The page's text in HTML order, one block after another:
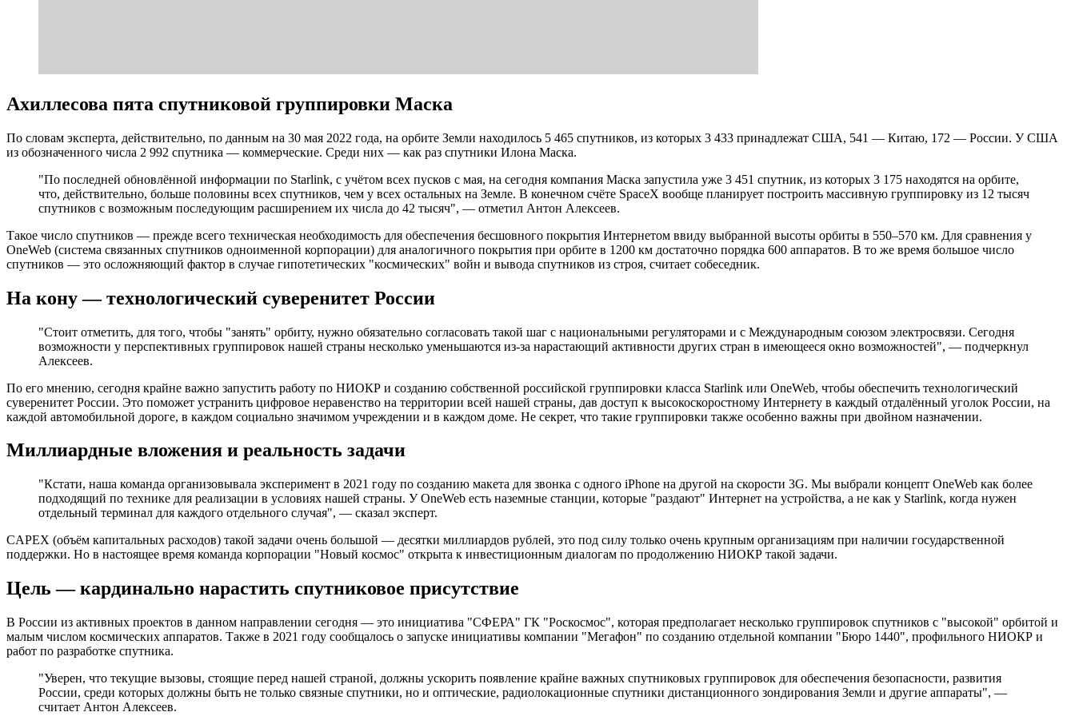
Ахиллесова пята спутниковой группировки Маска
По словам эксперта, действительно, по данным на 30 мая 2022 года, на орбите Земли находилось 5 465 спутников, из которых 3 433 принадлежат США, 541 — Китаю, 172 — России. У США
из обозначенного числа 2 992 спутника — коммерческие. Среди них — как раз спутники Илона Маска.
"По последней обновлённой информации по Starlink, с учётом всех пусков с мая, на сегодня компания Маска запустила уже 3 451 спутник, из которых 3 175 находятся на орбите,
что, действительно, больше половины всех спутников, чем у всех остальных на Земле. В конечном счёте SpaceX вообще планирует построить массивную группировку из 12 тысяч
спутников с возможным последующим расширением их числа до 42 тысяч", — отметил Антон Алексеев.
Такое число спутников — прежде всего техническая необходимость для обеспечения бесшовного покрытия Интернетом ввиду выбранной высоты орбиты в 550–570 км. Для сравнения у
OneWeb (система связанных спутников одноименной корпорации) для аналогичного покрытия при орбите в 1200 км достаточно порядка 600 аппаратов. В то же время большое число
спутников — это осложняющий фактор в случае гипотетических "космических" войн и вывода спутников из строя, считает собеседник.
На кону — технологический суверенитет России
"Стоит отметить, для того, чтобы "занять" орбиту, нужно обязательно согласовать такой шаг с национальными регуляторами и с Международным союзом электросвязи. Сегодня
возможности у перспективных группировок нашей страны несколько уменьшаются из-за нарастающий активности других стран в имеющееся окно возможностей", — подчеркнул
Алексеев.
По его мнению, сегодня крайне важно запустить работу по НИОКР и созданию собственной российской группировки класса Starlink или OneWeb, чтобы обеспечить технологический
суверенитет России. Это поможет устранить цифровое неравенство на территории всей нашей страны, дав доступ к высокоскоростному Интернету в каждый отдалённый уголок России, на
каждой автомобильной дороге, в каждом социально значимом учреждении и в каждом доме. Не секрет, что такие группировки также особенно важны при двойном назначении.
Миллиардные вложения и реальность задачи
"Кстати, наша команда организовывала эксперимент в 2021 году по созданию макета для звонка с одного iPhone на другой на скорости 3G. Мы выбрали концепт OneWeb как более
подходящий по технике для реализации в условиях нашей страны. У OneWeb есть наземные станции, которые "раздают" Интернет на устройства, а не как у Starlink, когда нужен
отдельный терминал для каждого отдельного случая", — сказал эксперт.
CAPEX (объём капитальных расходов) такой задачи очень большой — десятки миллиардов рублей, это под силу только очень крупным организациям при наличии государственной
поддержки. Но в настоящее время команда корпорации "Новый космос" открыта к инвестиционным диалогам по продолжению НИОКР такой задачи.
Цель — кардинально нарастить спутниковое присутствие
В России из активных проектов в данном направлении сегодня — это инициатива "СФЕРА" ГК "Роскосмос", которая предполагает несколько группировок спутников с "высокой" орбитой и
малым числом космических аппаратов. Также в 2021 году сообщалось о запуске инициативы компании "Мегафон" по созданию отдельной компании "Бюро 1440", профильного НИОКР и
работ по разработке спутника.
"Уверен, что текущие вызовы, стоящие перед нашей страной, должны ускорить появление крайне важных спутниковых группировок для обеспечения безопасности, развития
России, среди которых должны быть не только связные спутники, но и оптические, радиолокационные спутники дистанционного зондирования Земли и другие аппараты", —
считает Антон Алексеев.